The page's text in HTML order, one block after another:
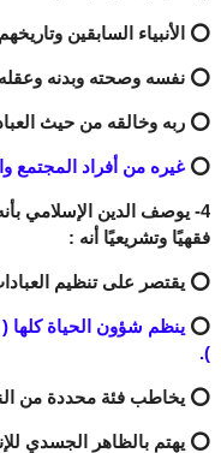
⭕ الأنبياء السابقين
⭕ نفسه وصحته وبدنه
⭕ ربه وخالقه من حيث
⭕ غيره من أفراد المجتمع
4- يوصف الدين الإسلامي
فقهيًا وتشريعيًا أنه :
⭕ يقتصر على تنظيم
⭕ ينظم شؤون الحياة كلها (
).
⭕ يخاطب فئة محددة من
⭕ يهتم بالظاهر الجسدي